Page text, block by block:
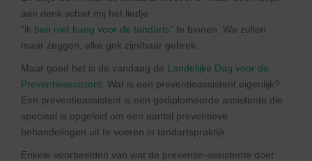
aan denk schiet mij het liedje
“ik ben niet bang voor de tandarts” te binnen. We zullen
maar zeggen, elke gek zijn/haar gebrek.
Maar goed het is de vandaag de Landelijke Dag voor de
Preventieassistent . Wat is een preventieassistent eigenlijk?
Een preventieassistent is een gediplomeerde assistente die
speciaal is opgeleid om een aantal preventieve
behandelingen uit te voeren in tandartspraktijk
Enkele voorbeelden van wat de preventie-assistente doet: